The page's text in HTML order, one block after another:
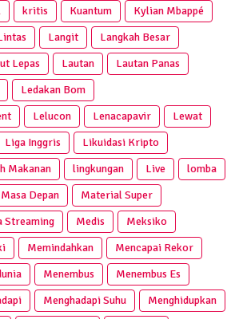
kritis Kuantum
Kylian Mbappé
Langit
Langkah Besar
Lepas Lautan
Lautan Panas
Ledakan Bom
Lelucon Lenacapavir
Lewat
Liga Inggris
Likuidasi Kripto
Makanan lingkungan Live
lomba
Masa Depan
Material Super
Streaming Medis
Meksiko
Memindahkan
Mencapai Rekor
Menembus
Menembus Es
Menghadapi Suhu
Menghidupkan